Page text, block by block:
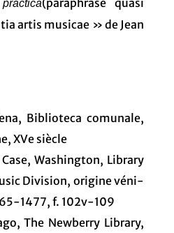
(paraphrase quasi
artis musicae » de Jean
Biblioteca comunale,
XVe siècle
Washington, Library
Division, origine véni-
1477, f. 102v-109
The Newberry Library,